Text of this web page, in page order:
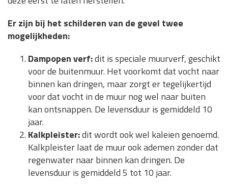
Er zijn bij het schilderen van de gevel twee
mogelijkheden:
Dampopen verf:dit is speciale muurverf, geschikt
voor de buitenmuur. Het voorkomt dat vocht naar
binnen kan dringen, maar zorgt er tegelijkertijd
voor dat vocht in de muur nog wel naar buiten
kan ontsnappen. De levensduur is gemiddeld 10
jaar.
Kalkpleister:dit wordt ook wel kaleien genoemd.
Kalkpleister laat de muur ook ademen zonder dat
regenwater naar binnen kan dringen. De
levensduur is gemiddeld 5 tot 10 jaar.